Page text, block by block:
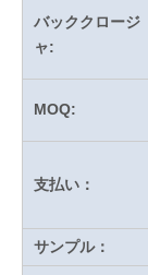
バッククロージ
ャ:
MOQ:
支払い：
サンプル：